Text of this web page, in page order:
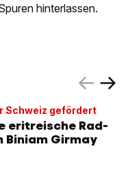
hinterlassen.
Schweiz gefördert
eritreische Rad-
Biniam Girmay